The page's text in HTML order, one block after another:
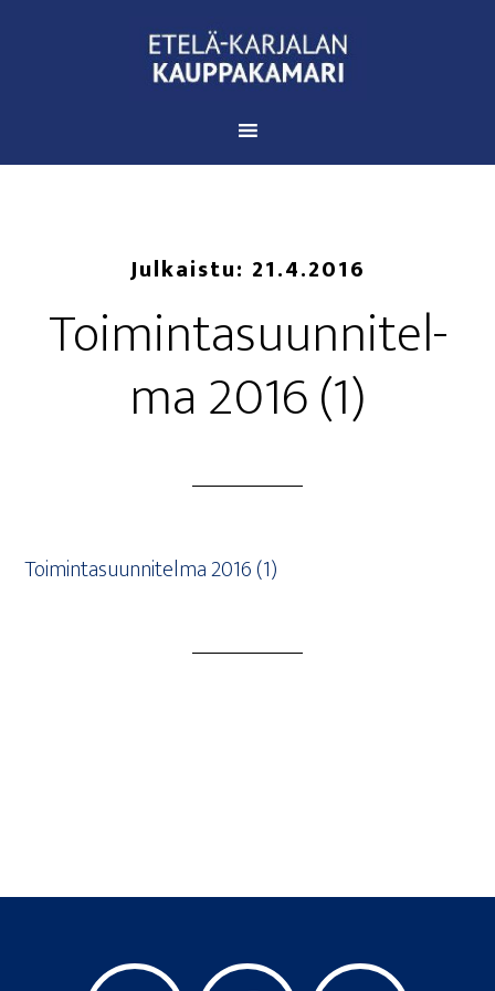
Julkaistu: 21.4.2016
Toi­min­ta­suun­ni­tel­
ma 2016 (1)
Toi­min­ta­suun­ni­tel­ma 2016 (1)